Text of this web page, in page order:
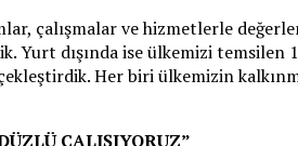
çalışmalar ve hizmetlerle
dışında ise ülkemizi temsilen
Her biri ülkemizin
ÇALIŞIYORUZ”